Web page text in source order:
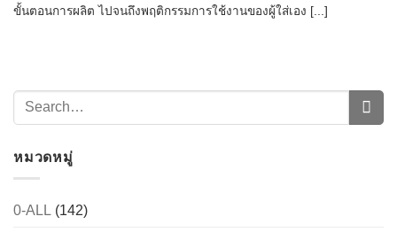
ขั้นตอนการผลิต ไปจนถึงพฤติกรรมการใช้งานของผู้ใส่เอง [...]
หมวดหมู่
0-ALL (142)